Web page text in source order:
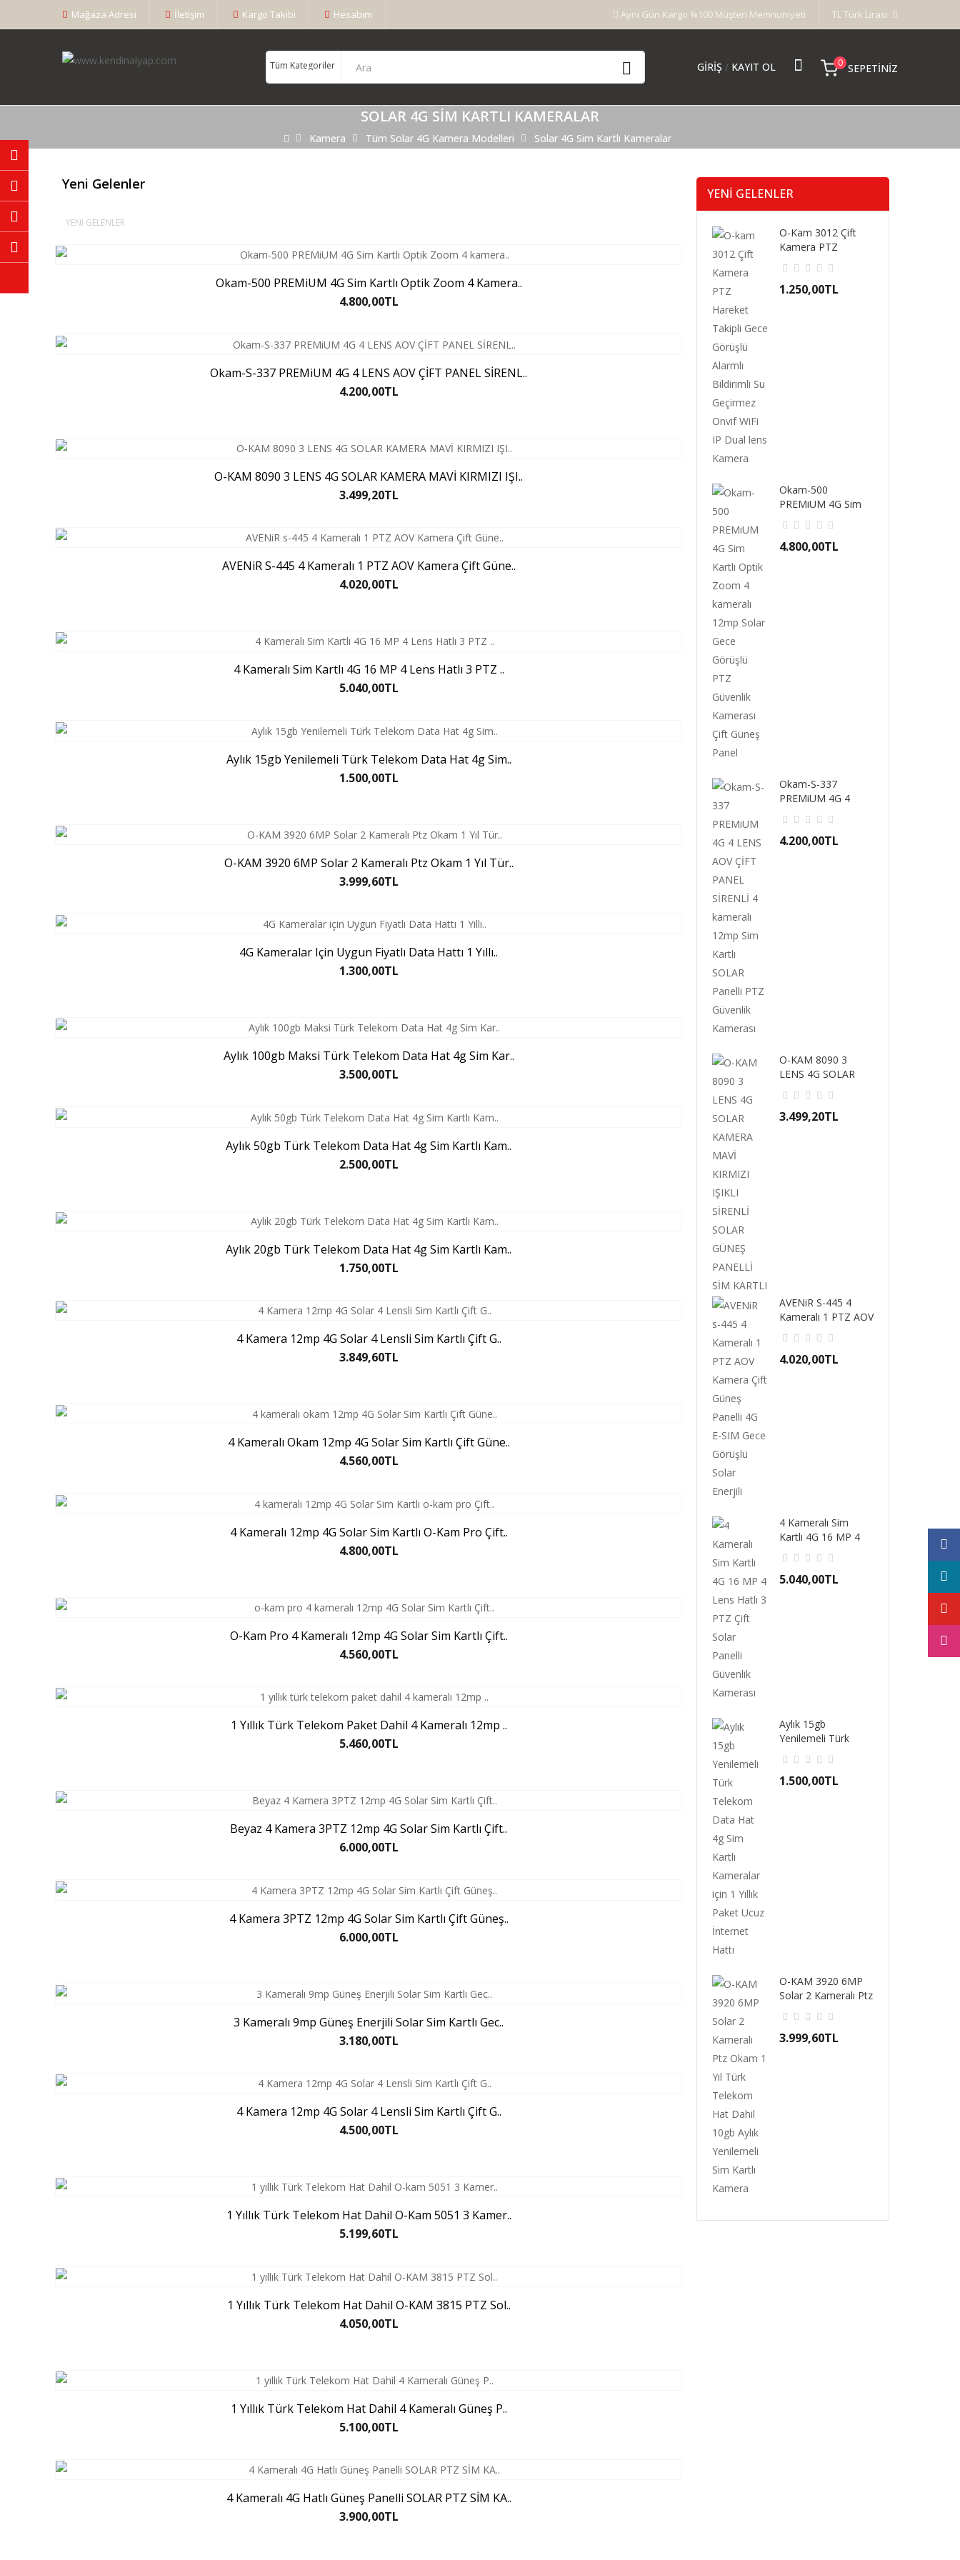
Mağaza Adresi İletişim Kargo Takibi Hesabım Aynı Gün Kargo %100 Müşteri Memnuniyeti
SEPETINIZ
0
GIRIŞ / KAYIT OL
SOLAR 4G SIM KARTLI KAMERALAR
Kamera Tüm Solar 4G Kamera Modelleri Solar 4G Sim Kartlı Kameralar
Yeni Gelenler
YENI GELENLER
Okam-500 PREMiUM 4G Sim Kartlı Optik Zoom 4 Kamera..
4.800,00TL
Okam-S-337 PREMiUM 4G 4 LENS AOV ÇİFT PANEL SİRENL..
4.200,00TL
O-KAM 8090 3 LENS 4G SOLAR KAMERA MAVİ KIRMIZI IŞI..
3.499,20TL
AVENiR S-445 4 Kameralı 1 PTZ AOV Kamera Çift Güne..
4.020,00TL
4 Kameralı Sim Kartlı 4G 16 MP 4 Lens Hatlı 3 PTZ ..
5.040,00TL
Aylık 15gb Yenilemeli Türk Telekom Data Hat 4g Sim..
1.500,00TL
O-KAM 3920 6MP Solar 2 Kameralı Ptz Okam 1 Yıl Tür..
3.999,60TL
4G Kameralar Için Uygun Fiyatlı Data Hattı 1 Yıllı..
1.300,00TL
Aylık 100gb Maksi Türk Telekom Data Hat 4g Sim Kar..
3.500,00TL
Aylık 50gb Türk Telekom Data Hat 4g Sim Kartlı Kam..
2.500,00TL
Aylık 20gb Türk Telekom Data Hat 4g Sim Kartlı Kam..
1.750,00TL
4 Kamera 12mp 4G Solar 4 Lensli Sim Kartlı Çift G..
3.849,60TL
4 Kameralı Okam 12mp 4G Solar Sim Kartlı Çift Güne..
4.560,00TL
4 Kameralı 12mp 4G Solar Sim Kartlı O-Kam Pro Çift..
4.800,00TL
O-Kam Pro 4 Kameralı 12mp 4G Solar Sim Kartlı Çift..
4.560,00TL
1 Yıllık Türk Telekom Paket Dahil 4 Kameralı 12mp ..
5.460,00TL
Beyaz 4 Kamera 3PTZ 12mp 4G Solar Sim Kartlı Çift..
6.000,00TL
4 Kamera 3PTZ 12mp 4G Solar Sim Kartlı Çift Güneş..
6.000,00TL
3 Kameralı 9mp Güneş Enerjili Solar Sim Kartlı Gec..
3.180,00TL
4 Kamera 12mp 4G Solar 4 Lensli Sim Kartlı Çift G..
4.500,00TL
1 Yıllık Türk Telekom Hat Dahil O-Kam 5051 3 Kamer..
5.199,60TL
1 Yıllık Türk Telekom Hat Dahil O-KAM 3815 PTZ Sol..
4.050,00TL
1 Yıllık Türk Telekom Hat Dahil 4 Kameralı Güneş P..
5.100,00TL
4 Kameralı 4G Hatlı Güneş Panelli SOLAR PTZ SİM KA..
3.900,00TL
YENI GELENLER
O-Kam 3012 Çift
Kamera PTZ
Hareket Takipli Gece
Gö..
1.250,00TL
Okam-500
PREMiUM 4G Sim
Kartlı Optik Zoom 4
Kamera..
4.800,00TL
Okam-S-337
PREMiUM 4G 4
LENS AOV ÇİFT
PANEL SİRENL..
4.200,00TL
O-KAM 8090 3
LENS 4G SOLAR
KAMERA MAVİ
KIRMIZI IŞI..
3.499,20TL
AVENiR S-445 4
Kameralı 1 PTZ AOV
Kamera Çift Güne..
4.020,00TL
4 Kameralı Sim
Kartlı 4G 16 MP 4
Lens Hatlı 3 PTZ ..
5.040,00TL
Aylık 15gb
Yenilemeli Türk
Telekom Data Hat
4g Sim..
1.500,00TL
O-KAM 3920 6MP
Solar 2 Kameralı Ptz
Okam 1 Yıl Tür..
3.999,60TL